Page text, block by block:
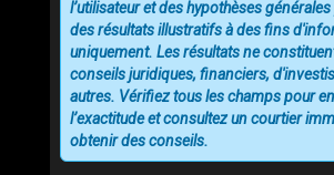
l’utilisateur et des hypothèses
des résultats illustratifs à des fins
uniquement. Les résultats ne
conseils juridiques, financiers,
autres. Vérifiez tous les champs pour
l’exactitude et consultez un courtier
obtenir des conseils.